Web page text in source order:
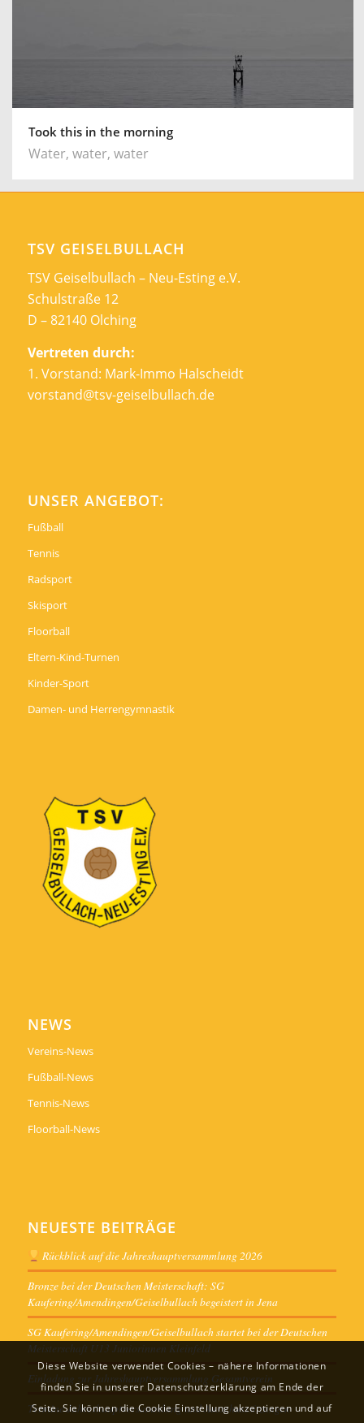
Took this in the morning
Water, water, water
TSV GEISELBULLACH
TSV Geiselbullach – Neu-Esting e.V.
Schulstraße 12
D – 82140 Olching
Vertreten durch:
1. Vorstand: Mark-Immo Halscheidt
vorstand@tsv-geiselbullach.de
UNSER ANGEBOT:
Fußball
Tennis
Radsport
Skisport
Floorball
Eltern-Kind-Turnen
Kinder-Sport
Damen- und Herrengymnastik
NEWS
Vereins-News
Fußball-News
Tennis-News
Floorball-News
NEUESTE BEITRÄGE
Rückblick auf die Jahreshauptversammlung 2026
Bronze bei der Deutschen Meisterschaft: SG
Kaufering/Amendingen/Geiselbullach begeistert in Jena
SG Kaufering/Amendingen/Geiselbullach startet bei der Deutschen
Meisterschaft U13 Juniorinnen Kleinfeld
Einladung zur Jahreshauptversammlung Gesamtverein
Termine Jahreshauptversammlung und Ausschusssitzungen
Diese Website verwendet Cookies – nähere Informationen
finden Sie in unserer Datenschutzerklärung am Ende der
Seite. Sie können die Cookie Einstellung akzeptieren und auf